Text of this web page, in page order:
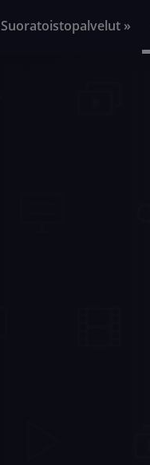
Suoratoistopalvelut »